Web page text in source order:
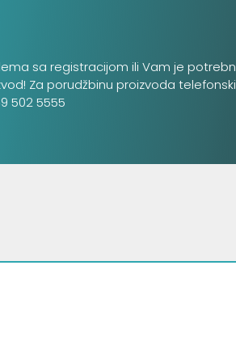
sa registracijom ili Vam je
Za porudžbinu proizvoda
502 5555